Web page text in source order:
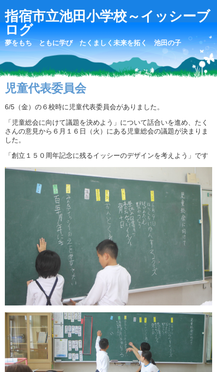
指宿市立池田小学校～イッシーブ
ログ
夢をもち ともに学び たくましく未来を拓く 池田の子
児童代表委員会
6/5（金）の６校時に児童代表委員会がありました。
「児童総会に向けて議題を決めよう」について話合いを進め、たく
さんの意見から６月１６日（火）にある児童総会の議題が決まりま
した。
「創立１５０周年記念に残るイッシーのデザインを考えよう」です